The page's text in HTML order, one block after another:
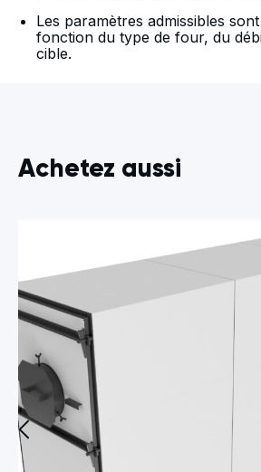
Les paramètres admissibles
fonction du type de four, du
cible.
Achetez aussi